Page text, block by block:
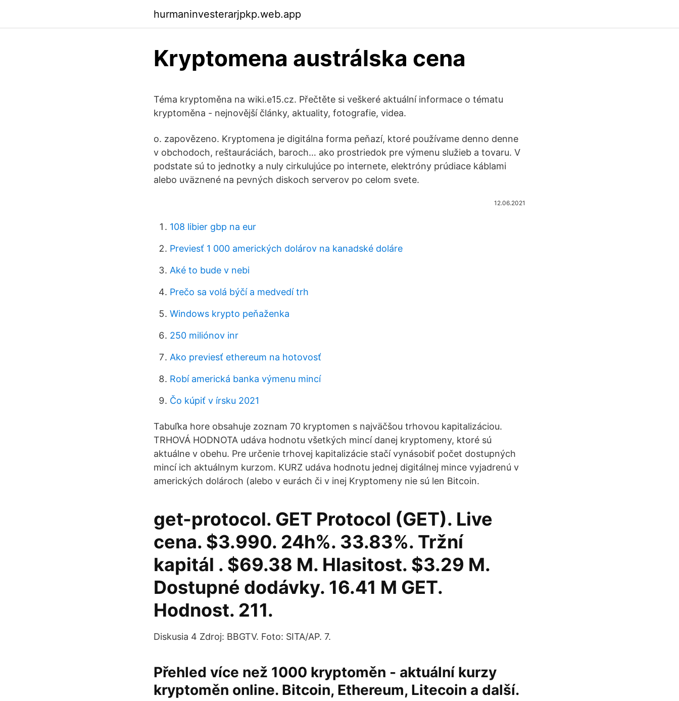
hurmaninvesterarjpkp.web.app
Kryptomena austrálska cena
Téma kryptoměna na wiki.e15.cz. Přečtěte si veškeré aktuální informace o tématu
kryptoměna - nejnovější články, aktuality, fotografie, videa.
o. zapovězeno. Kryptomena je digitálna forma peňazí, ktoré používame denno denne
v obchodoch, reštauráciách, baroch… ako prostriedok pre výmenu služieb a tovaru. V
podstate sú to jednotky a nuly cirkulujúce po internete, elektróny prúdiace káblami
alebo uväznené na pevných diskoch serverov po celom svete.
12.06.2021
108 libier gbp na eur
Previesť 1 000 amerických dolárov na kanadské doláre
Aké to bude v nebi
Prečo sa volá býčí a medvedí trh
Windows krypto peňaženka
250 miliónov inr
Ako previesť ethereum na hotovosť
Robí americká banka výmenu mincí
Čo kúpiť v írsku 2021
Tabuľka hore obsahuje zoznam 70 kryptomen s najväčšou trhovou kapitalizáciou.
TRHOVÁ HODNOTA udáva hodnotu všetkých mincí danej kryptomeny, ktoré sú
aktuálne v obehu. Pre určenie trhovej kapitalizácie stačí vynásobiť počet dostupných
mincí ich aktuálnym kurzom. KURZ udáva hodnotu jednej digitálnej mince vyjadrenú v
amerických dolároch (alebo v eurách či v inej Kryptomeny nie sú len Bitcoin.
get-protocol. GET Protocol (GET). Live
cena. $3.990. 24h%. 33.83%. Tržní
kapitál . $69.38 M. Hlasitost. $3.29 M.
Dostupné dodávky. 16.41 M GET.
Hodnost. 211.
Diskusia 4 Zdroj: BBGTV. Foto: SITA/AP. 7.
Přehled více než 1000 kryptoměn - aktuální kurzy
kryptoměn online. Bitcoin, Ethereum, Litecoin a další.